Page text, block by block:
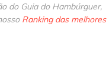
do Guia do Hambúrguer,
Ranking das melhores